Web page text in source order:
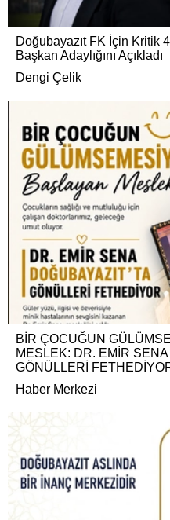
Doğubayazıt FK İçin Kritik
Başkan Adaylığını Açıkladı
Dengi Çelik
BİR ÇOCUĞUN
MESLEK: DR. EMİR SENA
GÖNÜLLERİ
Haber Merkezi